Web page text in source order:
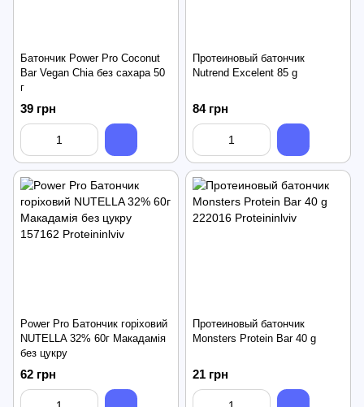
Батончик Power Pro Coconut
Bar Vegan Chia без сахара 50
г
39 грн
Протеиновый батончик
Nutrend Excelent 85 g
84 грн
Power Pro Батончик горіховий
NUTELLA 32% 60г Макадамія
без цукру
62 грн
Протеиновый батончик
Monsters Protein Bar 40 g
21 грн